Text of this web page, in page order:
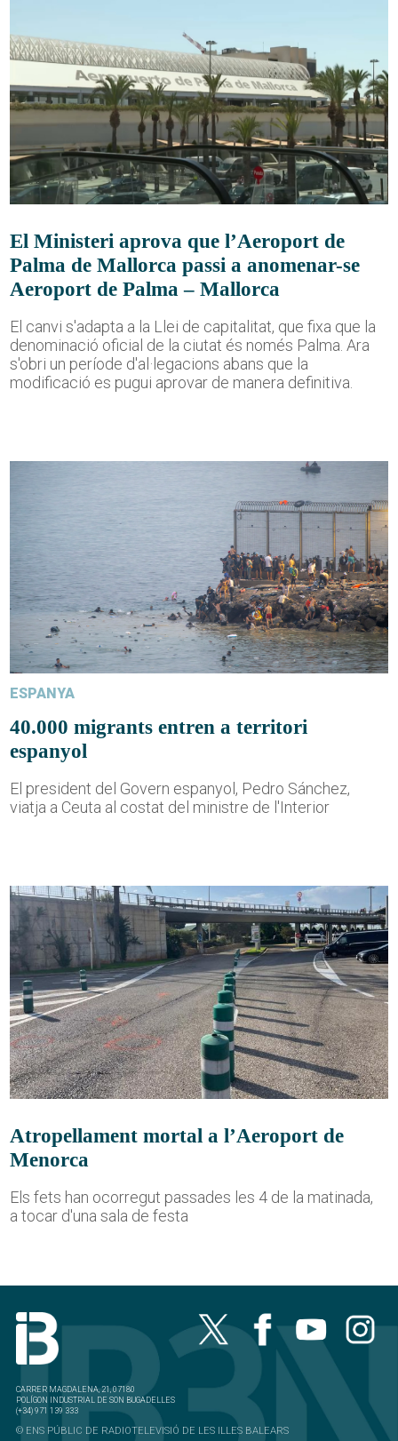
El Ministeri aprova que l’Aeroport de
Palma de Mallorca passi a anomenar-se
Aeroport de Palma – Mallorca
El canvi s'adapta a la Llei de capitalitat, que fixa que la
denominació oficial de la ciutat és només Palma. Ara
s'obri un període d'al·legacions abans que la
modificació es pugui aprovar de manera definitiva.
ESPANYA
40.000 migrants entren a territori
espanyol
El president del Govern espanyol, Pedro Sánchez,
viatja a Ceuta al costat del ministre de l'Interior
Atropellament mortal a l’Aeroport de
Menorca
Els fets han ocorregut passades les 4 de la matinada,
a tocar d'una sala de festa
CARRER MAGDALENA, 21, 07180
POLÍGON INDUSTRIAL DE SON BUGADELLES
(+34) 971 139 333
© ENS PÚBLIC DE RADIOTELEVISIÓ DE LES ILLES BALEARS